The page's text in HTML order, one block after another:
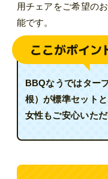
用チェアをご希望の
能です。
ここがポイン
BBQなうではター
根）が標準セット
女性もご安心いただ